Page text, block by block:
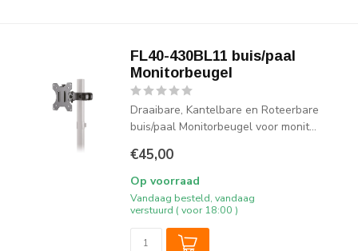
FL40-430BL11 buis/paal
Monitorbeugel
Draaibare, Kantelbare en Roteerbare
buis/paal Monitorbeugel voor monit...
€45,00
Op voorraad
Vandaag besteld, vandaag
verstuurd ( voor 18:00 )